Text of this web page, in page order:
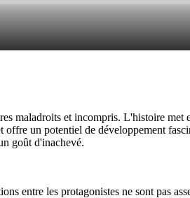
maladroits et incompris. L'histoire met
offre un potentiel de développement
goût d'inachevé.
entre les protagonistes ne sont pas